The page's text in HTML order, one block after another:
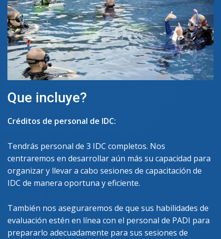
Que incluye?
Créditos de personal de IDC:
Tendrás personal de 3 IDC completos. Nos
centraremos en desarrollar aún más su capacidad para
organizar y llevar a cabo sesiones de capacitación de
IDC de manera oportuna y eficiente.
También nos aseguraremos de que sus habilidades de
evaluación estén en línea con el personal de PADI para
prepararlo adecuadamente para sus sesiones de